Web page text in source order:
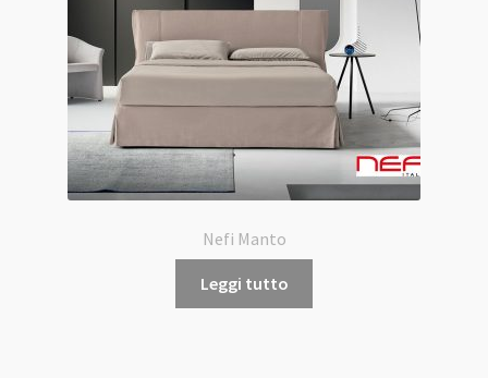
Nefi Manto
Leggi tutto